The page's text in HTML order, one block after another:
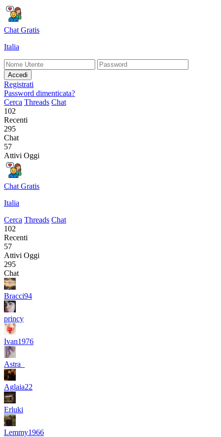
Chat Gratis
Italia
Accedi
Registrati
Password dimenticata?
Cerca Threads Chat
102
Recenti
295
Chat
57
Attivi Oggi
Chat Gratis
Italia
Cerca Threads Chat
102
Recenti
57
Attivi Oggi
295
Chat
Bracci94
princy
Ivan1976
Astra_
Aglaia22
Erluki
Lemmy1966